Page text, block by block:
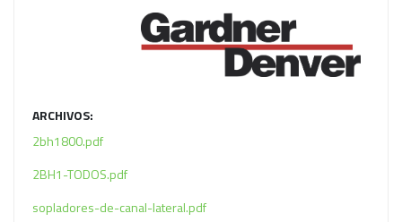
ARCHIVOS:
2bh1800.pdf
2BH1-TODOS.pdf
sopladores-de-canal-lateral.pdf